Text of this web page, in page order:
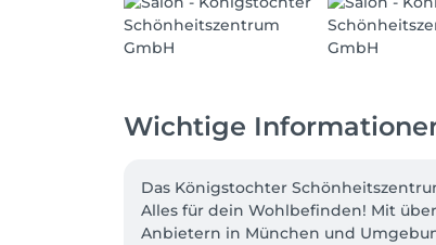
Wichtige
Das Königstochter
Alles für dein Wohlbefinden! Mit
Anbietern in München und